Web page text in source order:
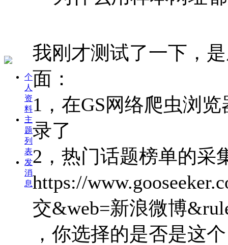
个
人
资
料
主
题
列
表
发
消
息
我刚才测试了一下，
面：
1，在GS网络爬虫浏
录了
2，热门话题榜单的采
https://
交&web=新浪微博
，你选择的是否是这个